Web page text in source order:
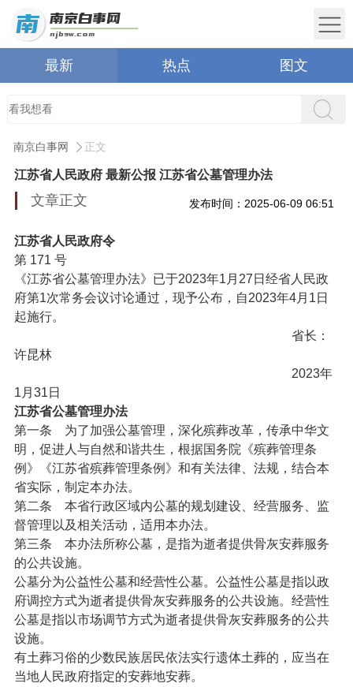
最新 热点 图文
南京白事网 正文
江苏省人民政府 最新公报 江苏省公墓管理办法
文章正文 发布时间：2025-06-09 06:51
江苏省人民政府令
第 171 号
《江苏省公墓管理办法》已于2023年1月27日经省人民政
府第1次常务会议讨论通过，现予公布，自2023年4月1日
起施行。
省长：
许昆林
2023年
1月31日
江苏省公墓管理办法
第一条 为了加强公墓管理，深化殡葬改革，传承中华文
明，促进人与自然和谐共生，根据国务院《殡葬管理条
例》《江苏省殡葬管理条例》和有关法律、法规，结合本
省实际，制定本办法。
第二条 本省行政区域内公墓的规划建设、经营服务、监
督管理以及相关活动，适用本办法。
第三条 本办法所称公墓，是指为逝者提供骨灰安葬服务
的公共设施。
公墓分为公益性公墓和经营性公墓。公益性公墓是指以政
府调控方式为逝者提供骨灰安葬服务的公共设施。经营性
公墓是指以市场调节方式为逝者提供骨灰安葬服务的公共
设施。
有土葬习俗的少数民族居民依法实行遗体土葬的，应当在
当地人民政府指定的安葬地安葬。